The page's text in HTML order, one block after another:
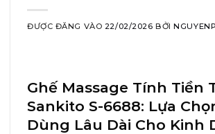
ĐƯỢC ĐĂNG VÀO 22/02/2026 BỞI
Ghế Massage Tính Tiền
Sankito S-6688: Lựa
Dùng Lâu Dài Cho Kinh